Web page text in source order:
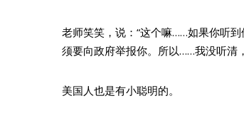
老师笑笑，说：“这个嘛……如果你听
须要向政府举报你。所以……我没听清
美国人也是有小聪明的。